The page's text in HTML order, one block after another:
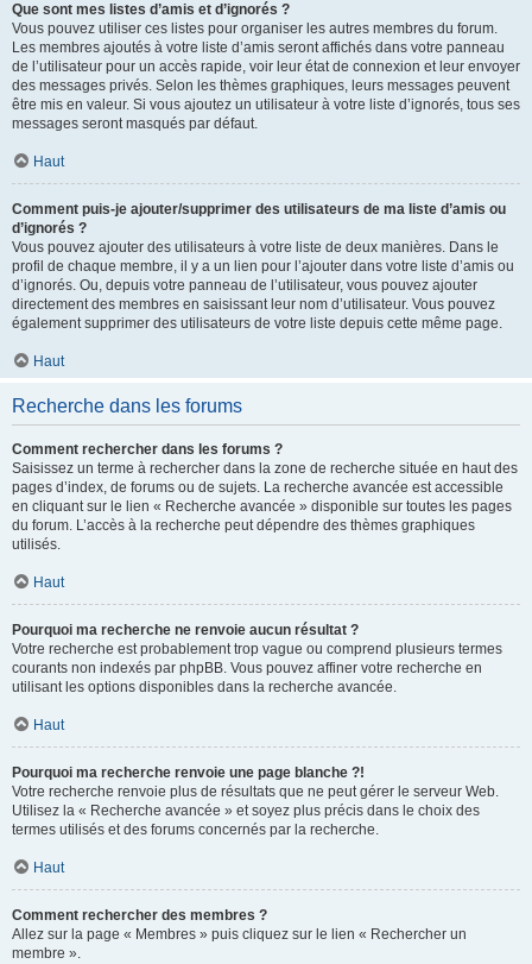
Que sont mes listes d’amis et d’ignorés ?
Vous pouvez utiliser ces listes pour organiser les autres membres du forum.
Les membres ajoutés à votre liste d’amis seront affichés dans votre panneau
de l’utilisateur pour un accès rapide, voir leur état de connexion et leur envoyer
des messages privés. Selon les thèmes graphiques, leurs messages peuvent
être mis en valeur. Si vous ajoutez un utilisateur à votre liste d’ignorés, tous ses
messages seront masqués par défaut.
Haut
Comment puis-je ajouter/supprimer des utilisateurs de ma liste d’amis ou
d’ignorés ?
Vous pouvez ajouter des utilisateurs à votre liste de deux manières. Dans le
profil de chaque membre, il y a un lien pour l’ajouter dans votre liste d’amis ou
d’ignorés. Ou, depuis votre panneau de l’utilisateur, vous pouvez ajouter
directement des membres en saisissant leur nom d’utilisateur. Vous pouvez
également supprimer des utilisateurs de votre liste depuis cette même page.
Haut
Recherche dans les forums
Comment rechercher dans les forums ?
Saisissez un terme à rechercher dans la zone de recherche située en haut des
pages d’index, de forums ou de sujets. La recherche avancée est accessible
en cliquant sur le lien « Recherche avancée » disponible sur toutes les pages
du forum. L’accès à la recherche peut dépendre des thèmes graphiques
utilisés.
Haut
Pourquoi ma recherche ne renvoie aucun résultat ?
Votre recherche est probablement trop vague ou comprend plusieurs termes
courants non indexés par phpBB. Vous pouvez affiner votre recherche en
utilisant les options disponibles dans la recherche avancée.
Haut
Pourquoi ma recherche renvoie une page blanche ?!
Votre recherche renvoie plus de résultats que ne peut gérer le serveur Web.
Utilisez la « Recherche avancée » et soyez plus précis dans le choix des
termes utilisés et des forums concernés par la recherche.
Haut
Comment rechercher des membres ?
Allez sur la page « Membres » puis cliquez sur le lien « Rechercher un
membre ».